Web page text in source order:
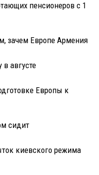
пенсионеров с 1
зачем Европе Армения
августе
Европы к
сидит
киевского режима